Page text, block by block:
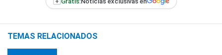
TEMAS RELACIONADOS